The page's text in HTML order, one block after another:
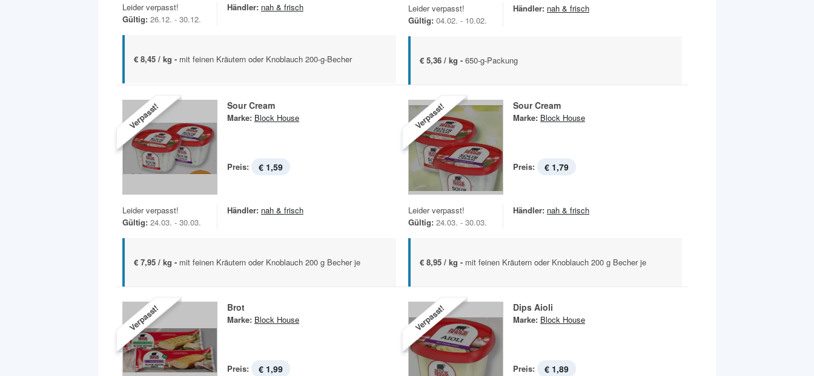
Leider verpasst!
Gültig: 26.12. - 30.12.
Händler: nah & frisch
€ 8,45 / kg - mit feinen Kräutern oder Knoblauch 200-g-Becher
Leider verpasst!
Gültig: 04.02. - 10.02.
Händler: nah & frisch
€ 5,36 / kg - 650-g-Packung
Verpasst! Sour Cream
Marke: Block House
Preis: € 1,59
Leider verpasst!
Gültig: 24.03. - 30.03.
Händler: nah & frisch
€ 7,95 / kg - mit feinen Kräutern oder Knoblauch 200 g Becher je
Verpasst! Sour Cream
Marke: Block House
Preis: € 1,79
Leider verpasst!
Gültig: 24.03. - 30.03.
Händler: nah & frisch
€ 8,95 / kg - mit feinen Kräutern oder Knoblauch 200 g Becher je
Verpasst! Brot
Marke: Block House
Preis: € 1,99
Verpasst! Dips Aioli
Marke: Block House
Preis: € 1,89